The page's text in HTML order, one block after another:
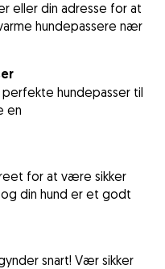
eller din adresse for at
hundepassere nær
hundepasser til
en
for at være sikker
din hund er et godt
snart! Vær sikker